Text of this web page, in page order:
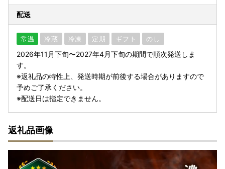
配送
常温 冷蔵 冷凍 定期 ギフト のし
2026年11月下旬〜2027年4月下旬の期間で順次発送しま
す。
※返礼品の特性上、発送時期が前後する場合がありますので
予めご了承ください。
※配送日は指定できません。
返礼品画像